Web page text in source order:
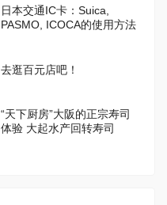
日本交通IC卡：Suica,
PASMO, ICOCA的使用方法
去逛百元店吧！
“天下厨房”大阪的正宗寿司
体验 大起水产回转寿司